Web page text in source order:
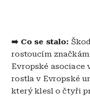
➡️ Co se stalo:
rostoucím
Evropské asociace
rostla v Evropské
který klesl o čtyři